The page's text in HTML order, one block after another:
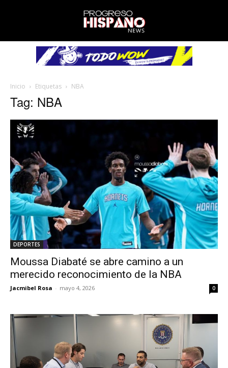
Inicio Etiquetas NBA
Tag: NBA
DEPORTES
Moussa Diabaté se abre camino a un
merecido reconocimiento de la NBA
Jacmibel Rosa - mayo 4, 2026 0